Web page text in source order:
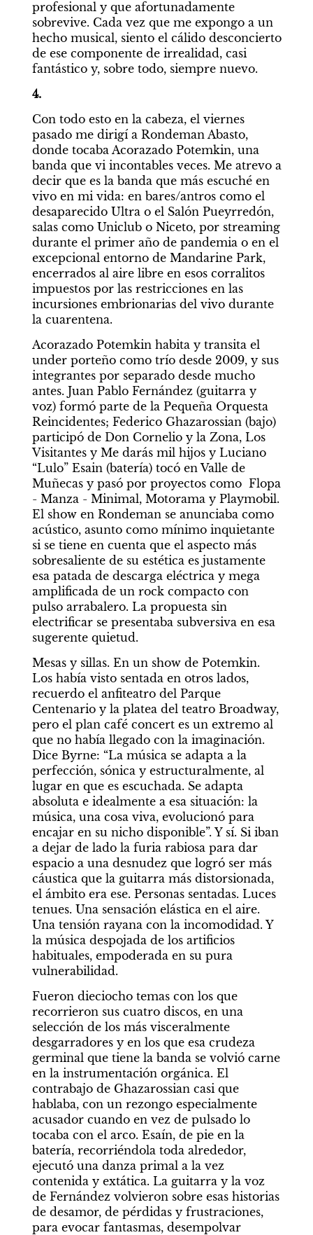
profesional y que afortunadamente
sobrevive. Cada vez que me expongo a un
hecho musical, siento el cálido desconcierto
de ese componente de irrealidad, casi
fantástico y, sobre todo, siempre nuevo.
4.
Con todo esto en la cabeza, el viernes
pasado me dirigí a Rondeman Abasto,
donde tocaba Acorazado Potemkin, una
banda que vi incontables veces. Me atrevo a
decir que es la banda que más escuché en
vivo en mi vida: en bares/antros como el
desaparecido Ultra o el Salón Pueyrredón,
salas como Uniclub o Niceto, por streaming
durante el primer año de pandemia o en el
excepcional entorno de Mandarine Park,
encerrados al aire libre en esos corralitos
impuestos por las restricciones en las
incursiones embrionarias del vivo durante
la cuarentena.
Acorazado Potemkin habita y transita el
under porteño como trío desde 2009, y sus
integrantes por separado desde mucho
antes. Juan Pablo Fernández (guitarra y
voz) formó parte de la Pequeña Orquesta
Reincidentes; Federico Ghazarossian (bajo)
participó de Don Cornelio y la Zona, Los
Visitantes y Me darás mil hijos y Luciano
“Lulo” Esain (batería) tocó en Valle de
Muñecas y pasó por proyectos como  Flopa
- Manza - Minimal, Motorama y Playmobil.
El show en Rondeman se anunciaba como
acústico, asunto como mínimo inquietante
si se tiene en cuenta que el aspecto más
sobresaliente de su estética es justamente
esa patada de descarga eléctrica y mega
amplificada de un rock compacto con
pulso arrabalero. La propuesta sin
electrificar se presentaba subversiva en esa
sugerente quietud.
Mesas y sillas. En un show de Potemkin.
Los había visto sentada en otros lados,
recuerdo el anfiteatro del Parque
Centenario y la platea del teatro Broadway,
pero el plan café concert es un extremo al
que no había llegado con la imaginación.
Dice Byrne: “La música se adapta a la
perfección, sónica y estructuralmente, al
lugar en que es escuchada. Se adapta
absoluta e idealmente a esa situación: la
música, una cosa viva, evolucionó para
encajar en su nicho disponible”. Y sí. Si iban
a dejar de lado la furia rabiosa para dar
espacio a una desnudez que logró ser más
cáustica que la guitarra más distorsionada,
el ámbito era ese. Personas sentadas. Luces
tenues. Una sensación elástica en el aire.
Una tensión rayana con la incomodidad. Y
la música despojada de los artificios
habituales, empoderada en su pura
vulnerabilidad.
Fueron dieciocho temas con los que
recorrieron sus cuatro discos, en una
selección de los más visceralmente
desgarradores y en los que esa crudeza
germinal que tiene la banda se volvió carne
en la instrumentación orgánica. El
contrabajo de Ghazarossian casi que
hablaba, con un rezongo especialmente
acusador cuando en vez de pulsado lo
tocaba con el arco. Esaín, de pie en la
batería, recorriéndola toda alrededor,
ejecutó una danza primal a la vez
contenida y extática. La guitarra y la voz
de Fernández volvieron sobre esas historias
de desamor, de pérdidas y frustraciones,
para evocar fantasmas, desempolvar